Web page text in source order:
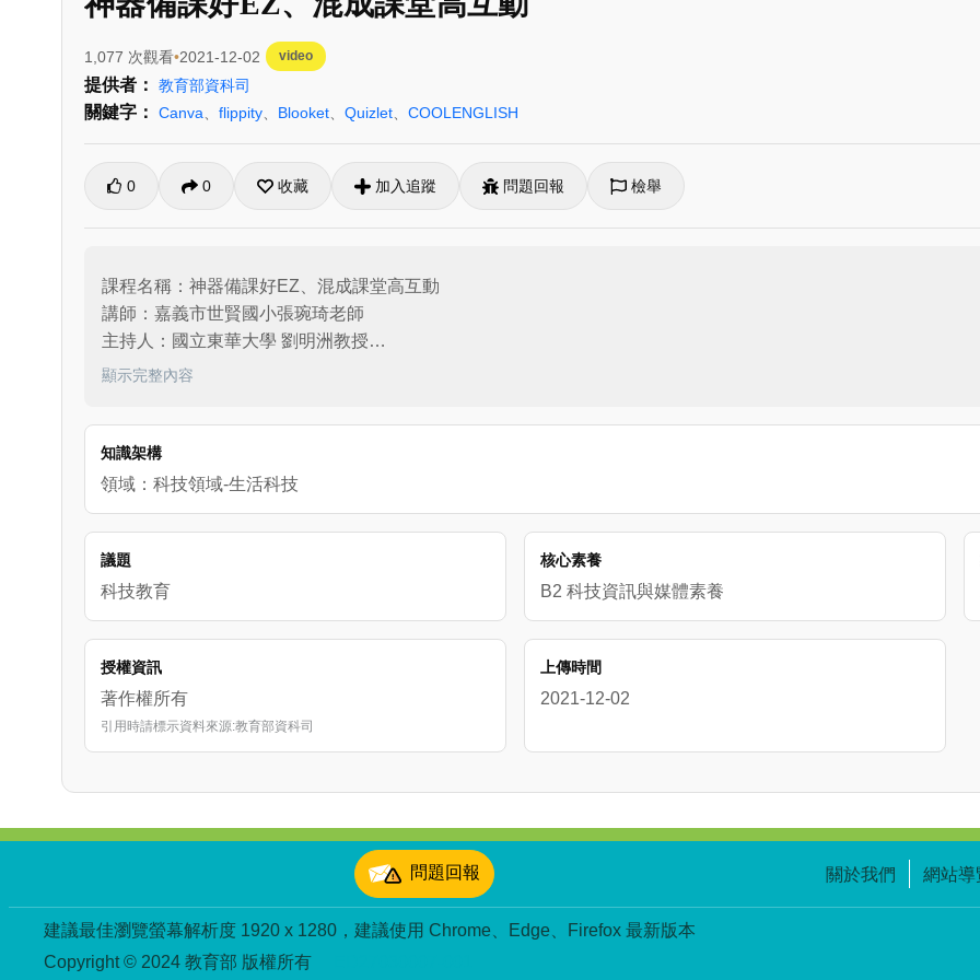
1,077 次觀看 2021-12-02 video
提供者： 教育部資科司
關鍵字： Canva flippity Blooket Quizlet COOLENGLISH
0 0 收藏 加入追蹤 問題回報 檢舉
課程名稱：神器備課好EZ、混成課堂高互動
講師：嘉義市世賢國小張琬琦老師
主持人：國立東華大學 劉明洲教授
課程內容：本場次線上教學教師增能課程邀請到嘉義市世賢國小張琬琦老師擔任講師，主要是分享自身備英語課
在課堂玩一些小遊戲或是小測驗，讓學生可以更加專注在課堂上；隨堂測驗好幫手《Blooket》，先利用Quizlet
生對單字的印象；超多好用資源《COOLENGLISH》，訓練聽力、閱讀的好用平台，很多實用的資源可以利用。
驗，與會的老師們回饋研習課程精彩充實且受益良多，希望能在聽到講師分享更多的教學經驗。
顯示完整內容
知識架構
領域：科技領域-生活科技
議題
科技教育
核心素養
B2 科技資訊與媒體素養
授權資訊
著作權所有
引用時請標示資料來源:教育部資科司
上傳時間
2021-12-02
問題回報
關於我們 網站導
建議最佳瀏覽螢幕解析度 1920 x 1280，建議使用 Chrome、Edge、Firefox 最新版本
Copyright © 2024 教育部 版權所有